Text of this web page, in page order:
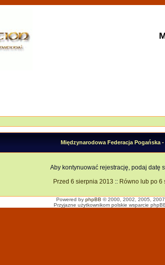
Międzynarodowa Federacja Pogańska -
Aby kontynuować rejestrację, podaj datę
Przed 6 sierpnia 2013 :: Równo lub po 6
Powered by phpBB © 2000, 2002, 2005,
Przyjazne użytkownikom polskie wsparcie